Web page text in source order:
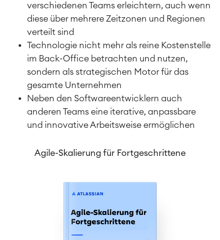
verschiedenen Teams erleichtern, auch wenn
diese über mehrere Zeitzonen und Regionen
verteilt sind
Technologie nicht mehr als reine Kostenstelle
im Back-Office betrachten und nutzen,
sondern als strategischen Motor für das
gesamte Unternehmen
Neben den Softwareentwicklern auch
anderen Teams eine iterative, anpassbare
und innovative Arbeitsweise ermöglichen
Agile-Skalierung für Fortgeschrittene